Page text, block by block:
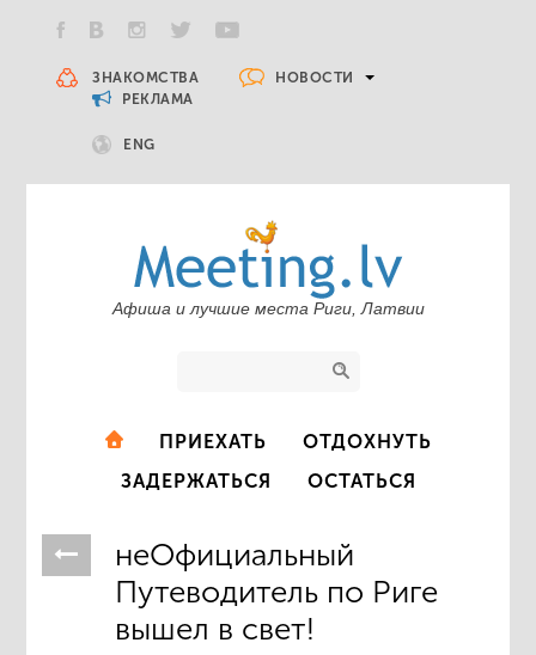
ЗНАКОМСТВА
НОВОСТИ
РЕКЛАМА
ENG
Афиша и лучшие места Риги, Латвии
ПРИЕХАТЬ
ОТДОХНУТЬ
ЗАДЕРЖАТЬСЯ
ОСТАТЬСЯ
неОфициальный
Путеводитель по Риге
вышел в свет!